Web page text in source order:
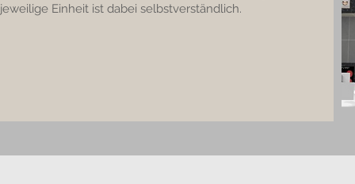
jeweilige Einheit ist dabei selbstverständlich.